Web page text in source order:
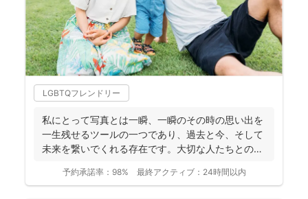
LGBTQフレンドリー
私にとって写真とは一瞬、一瞬のその時の思い出を
一生残せるツールの一つであり、過去と今、そして
未来を繋いでくれる存在です。大切な人たちとの写
予約承諾率： 98% 最終アクティブ： 24時間以内